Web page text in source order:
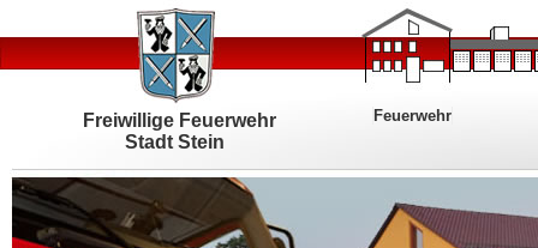
Freiwillige Feuerwehr
Stadt Stein
Feuerwehr